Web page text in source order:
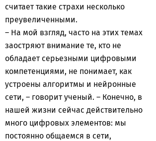
считает такие страхи несколько
преувеличенными.
– На мой взгляд, часто на этих темах
заостряют внимание те, кто не
обладает серьезными цифровыми
компетенциями, не понимает, как
устроены алгоритмы и нейронные
сети, – говорит ученый. – Конечно, в
нашей жизни сейчас действительно
много цифровых элементов: мы
постоянно общаемся в сети,